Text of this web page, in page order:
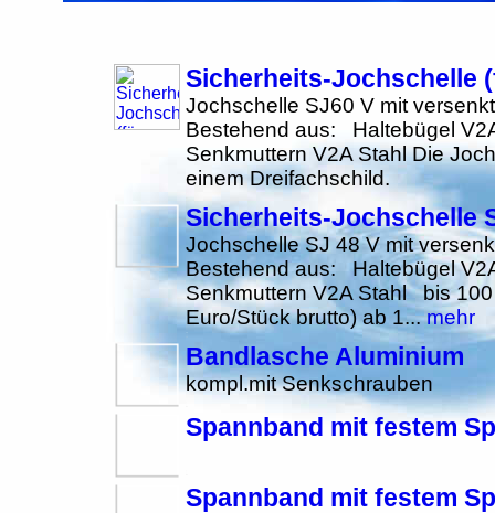
Sicherheits-Jochschelle
Jochschelle SJ60 V mit
Bestehend aus: Haltebügel
Senkmuttern V2A Stahl Die
einem Dreifachschild.
Sicherheits-Jochschelle
Jochschelle SJ 48 V mit
Bestehend aus: Haltebügel
Senkmuttern V2A Stahl bis
Euro/Stück brutto) ab 1...mehr
Bandlasche Aluminium
kompl.mit Senkschrauben
Spannband mit festem
Spannband mit festem